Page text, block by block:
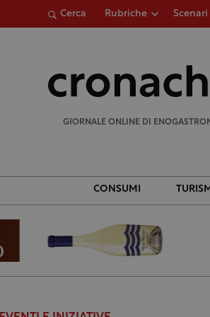
Cerca Rubriche Scenari
GIORNALE ONLINE DI
CONSUMI